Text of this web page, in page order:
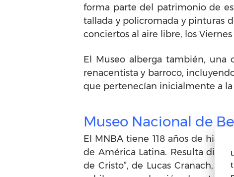
forma parte del patrimonio de
tallada y policromada y pinturas
conciertos al aire libre, los
El Museo alberga también,
renacentista y barroco,
que pertenecían inicialmente a la
Museo Nacional de
El MNBA tiene 118 años de
de América Latina. Resulta
de Cristo”, de Lucas Cranach,